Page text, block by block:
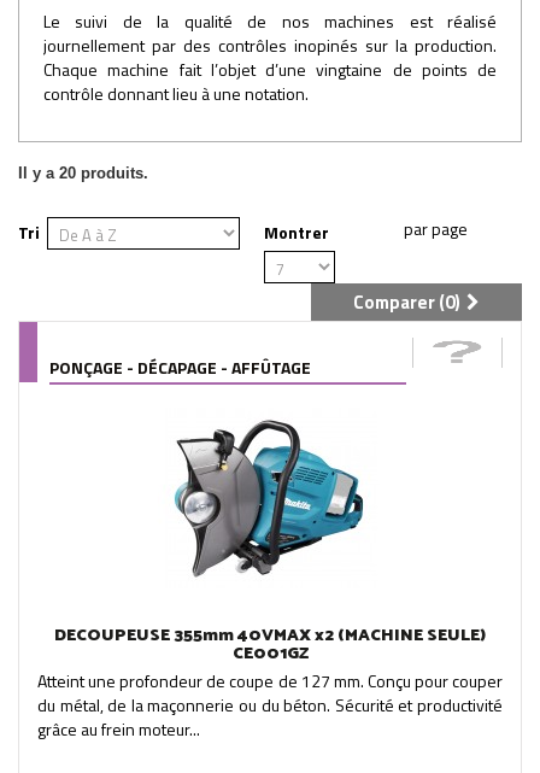
Le suivi de la qualité de nos machines est réalisé
journellement par des contrôles inopinés sur la production.
Chaque machine fait l’objet d’une vingtaine de points de
contrôle donnant lieu à une notation.
Il y a 20 produits.
Tri Montrer
Comparer (0)
PONÇAGE - DÉCAPAGE - AFFÛTAGE
DECOUPEUSE 355mm 40VMAX x2 (MACHINE SEULE)
CE001GZ
Atteint une profondeur de coupe de 127 mm. Conçu pour couper
du métal, de la maçonnerie ou du béton. Sécurité et productivité
grâce au frein moteur...